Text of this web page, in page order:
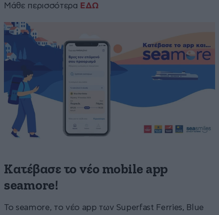
Μάθε περισσότερα ΕΔΩ
Κατέβασε το νέο mobile app
seamore!
Το seamore, το νέο app των Superfast Ferries, Βlue